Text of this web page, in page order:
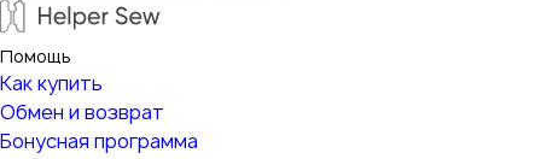
Помощь
Как купить
Обмен и возврат
Бонусная программа